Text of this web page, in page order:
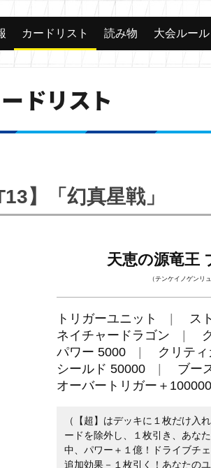
カードリスト 読み物 大会ルール
ドリスト
】「幻真星戦」
天恵の源竜王
（テンケイノゲンリ
トリガーユニット
ス
ネイチャードラゴン
パワー 5000
クリテ
シールド 50000
ブー
オーバートリガー＋
（【超】はデッキに１枚だけ入
ードを除外し、１枚引き、あな
中、パワー＋１億！ドライブチ
追加効果－１枚引く！あなたの